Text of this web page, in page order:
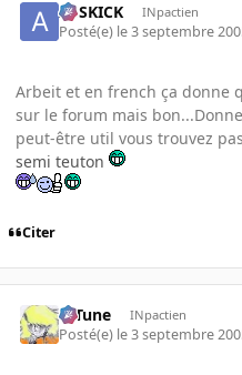
ASSKICK INpactien
Posté(e) le 3 septembre
Arbeit et en french ça donne
sur le forum mais
peut-être util vous trouvez
semi teuton
Citer
D-Tune INpactien
Posté(e) le 3 septembre